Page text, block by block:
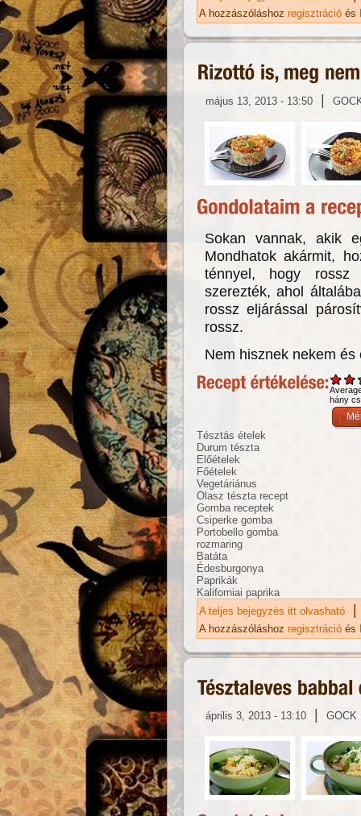
A hozzászóláshoz regisztráció és
május 13, 2013 - 13:50 |
Sokan vannak, akik
Mondhatok akármit,
ténnyel, hogy rossz
szerezték, ahol
rossz eljárással
rossz.
Nem hisznek nekem és
hány
Tésztás ételek
Durum tészta
Előételek
Főételek
Vegetáriánus
Olasz tészta recept
Gomba receptek
Csiperke gomba
Portobello gomba
rozmaring
Batáta
Édesburgonya
Paprikák
Kaliforniai paprika
A teljes bejegyzés itt olvasható
|
A hozzászóláshoz regisztráció és
április 3, 2013 - 13:10 | GOCK